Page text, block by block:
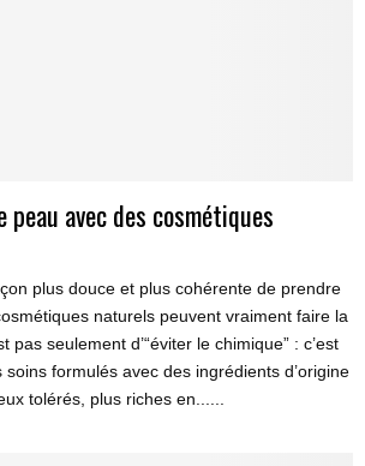
peau avec des cosmétiques
plus douce et plus cohérente de prendre
naturels peuvent vraiment faire la
pas seulement d’“éviter le chimique” : c’est
formulés avec des ingrédients d’origine
tolérés, plus riches en......